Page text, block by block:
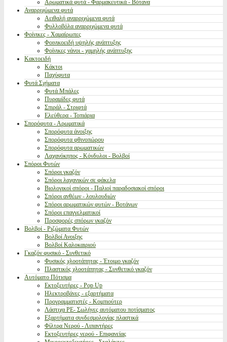
Αρωματικά φυτά - Φαρμακευτικά - Βότανα
Αναρριχώμενα φυτά
Αειθαλή αναρριχώμενα φυτά
Φυλλοβόλα αναρριχώμενα φυτά
Φοίνικες - Χαμαίρωπες
Φοινικοειδή υψηλής ανάπτυξης
Φοίνικες νάνοι - χαμηλής ανάπτυξης
Κακτοειδή
Κάκτοι
Παχύφυτα
Φυτά Σχήματα
Φυτά Μπάλες
Πυραμίδες φυτά
Σπιράλ - Στριφτά
Ελεύθερα - Τοπιάρια
Σπορόφυτα - Αρωματικά
Σπορόφυτα άνοιξης
Σπορόφυτα φθινοπώρου
Σπορόφυτα αρωματικών
Λαχανόκηπος - Κόνδυλοι - Βολβοί
Σπόροι Φυτών
Σπόροι γκαζόν
Σπόροι λαχανικών σε φάκελα
Βιολογικοί σπόροι - Παλιοί παραδοσιακοί σπόροι
Σπόροι ανθέων - λουλουδιών
Σπόροι αρωματικών φυτών - Βοτάνων
Σπόροι επαγγελματικοί
Προσφορές σπόρων γκαζόν
Βολβοί - Ριζώματα Φυτών
Βολβοί Ανοιξης
Βολβοί Καλοκαιριού
Γκαζόν φυσικό - Συνθετικό
Φυσικός χλοοτάπητας - Έτοιμο γκαζόν
Πλαστικός χλοοτάπητας - Συνθετικό γκαζόν
Αυτόματο Πότισμα
Εκτοξευτήρες - Pop Up
Ηλεκτροβάνες - εξαρτήματα
Προγραμματιστές - Κομπιούτερ
Λάστιχα PE- Σωλήνες αυτόματου ποτίσματος
Εξαρτήματα συνδεσμολογίας πλαστικά
Φίλτρα Νερού - Λιπαντήρες
Εκτοξευτήρες νερού - Επιφανείας